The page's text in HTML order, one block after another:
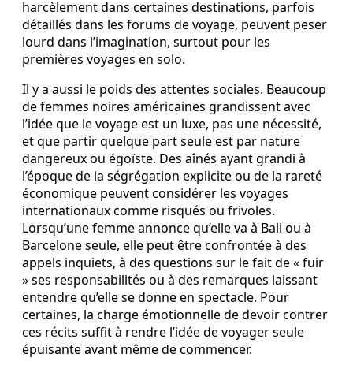
harcèlement dans certaines destinations, parfois
détaillés dans les forums de voyage, peuvent peser
lourd dans l’imagination, surtout pour les
premières voyages en solo.
Il y a aussi le poids des attentes sociales. Beaucoup
de femmes noires américaines grandissent avec
l’idée que le voyage est un luxe, pas une nécessité,
et que partir quelque part seule est par nature
dangereux ou égoïste. Des aînés ayant grandi à
l’époque de la ségrégation explicite ou de la rareté
économique peuvent considérer les voyages
internationaux comme risqués ou frivoles.
Lorsqu’une femme annonce qu’elle va à Bali ou à
Barcelone seule, elle peut être confrontée à des
appels inquiets, à des questions sur le fait de « fuir
» ses responsabilités ou à des remarques laissant
entendre qu’elle se donne en spectacle. Pour
certaines, la charge émotionnelle de devoir contrer
ces récits suffit à rendre l’idée de voyager seule
épuisante avant même de commencer.